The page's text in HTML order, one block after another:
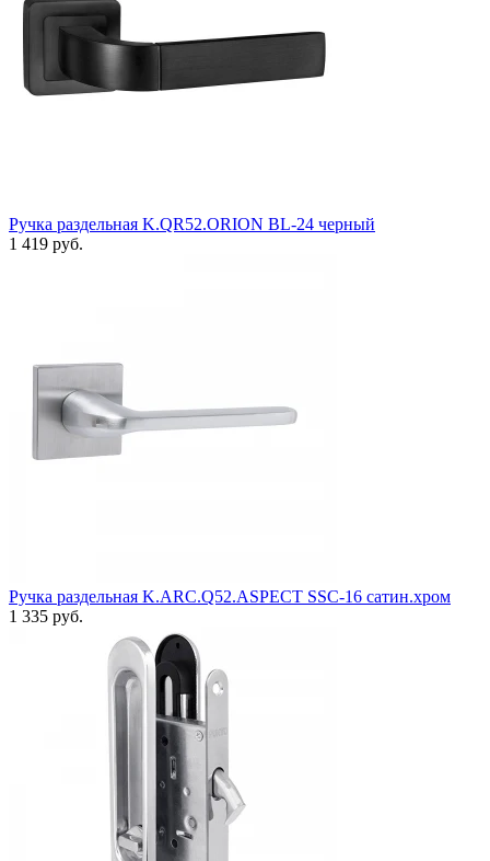
Ручка раздельная K.QR52.ORION BL-24 черный
1 419 руб.
Ручка раздельная K.ARC.Q52.ASPECT SSC-16 сатин.хром
1 335 руб.